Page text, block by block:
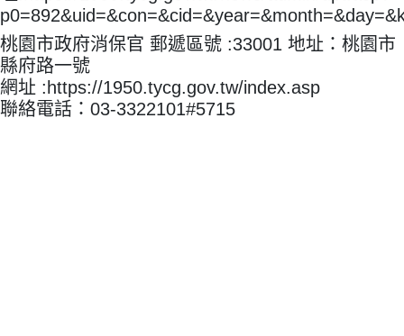
桃園市政府消保官 郵遞區號 :33001 地址：桃園市
縣府路一號
網址 :https://1950.tycg.gov.tw/index.asp
聯絡電話：03-3322101#5715